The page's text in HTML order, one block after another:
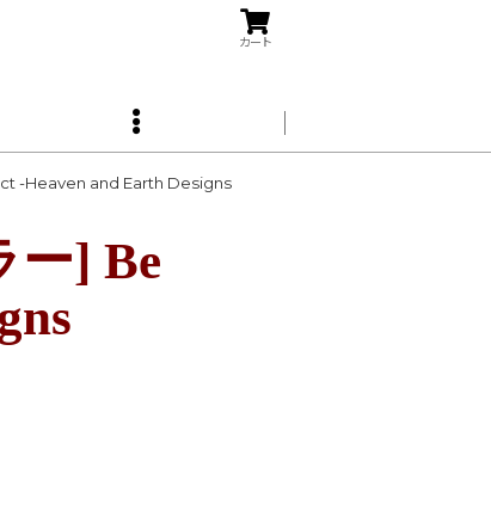
カート
-Heaven and Earth Designs
ー] Be